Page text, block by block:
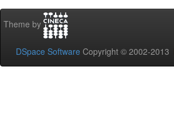
Theme by
DSpace Software Copyright © 2002-2013